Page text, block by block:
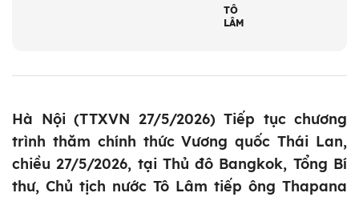
TÔ
LÂM
Hà Nội (TTXVN 27/5/2026) Tiếp tục chương
trình thăm chính thức Vương quốc Thái Lan,
chiều 27/5/2026, tại Thủ đô Bangkok, Tổng Bí
thư, Chủ tịch nước Tô Lâm tiếp ông Thapana